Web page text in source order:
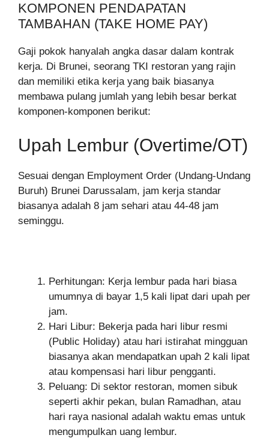
KOMPONEN PENDAPATAN
TAMBAHAN (TAKE HOME PAY)
Gaji pokok hanyalah angka dasar dalam kontrak
kerja. Di Brunei, seorang TKI restoran yang rajin
dan memiliki etika kerja yang baik biasanya
membawa pulang jumlah yang lebih besar berkat
komponen-komponen berikut:
Upah Lembur (Overtime/OT)
Sesuai dengan Employment Order (Undang-Undang
Buruh) Brunei Darussalam, jam kerja standar
biasanya adalah 8 jam sehari atau 44-48 jam
seminggu.
Perhitungan: Kerja lembur pada hari biasa
umumnya di bayar 1,5 kali lipat dari upah per
jam.
Hari Libur: Bekerja pada hari libur resmi
(Public Holiday) atau hari istirahat mingguan
biasanya akan mendapatkan upah 2 kali lipat
atau kompensasi hari libur pengganti.
Peluang: Di sektor restoran, momen sibuk
seperti akhir pekan, bulan Ramadhan, atau
hari raya nasional adalah waktu emas untuk
mengumpulkan uang lembur.